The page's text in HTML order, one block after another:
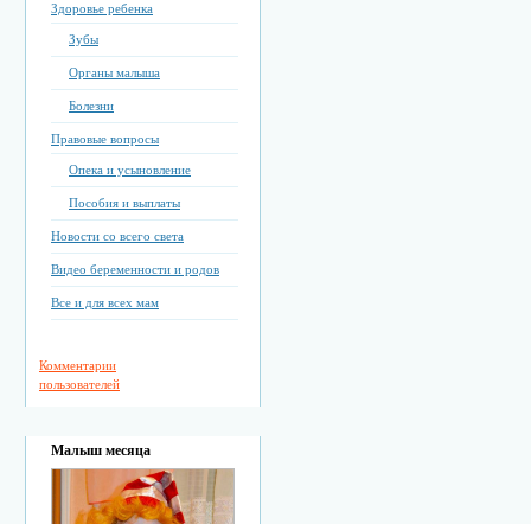
Здоровье ребенка
Зубы
Органы малыша
Болезни
Правовые вопросы
Опека и усыновление
Пособия и выплаты
Новости со всего света
Видео беременности и родов
Все и для всех мам
Комментарии
пользователей
Малыш месяца